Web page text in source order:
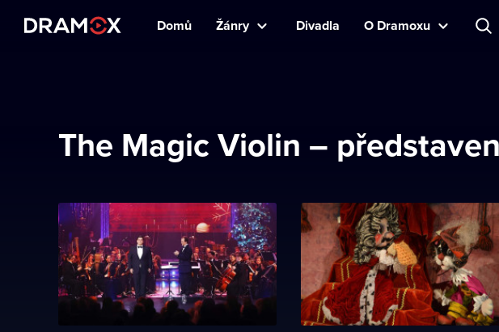
Domů Žánry Divadla O Dramoxu
The Magiс Violin –